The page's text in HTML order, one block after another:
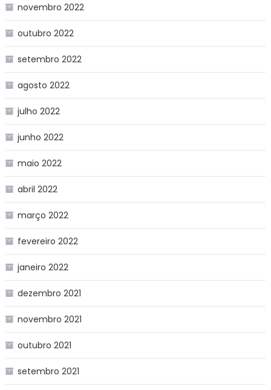
novembro 2022
outubro 2022
setembro 2022
agosto 2022
julho 2022
junho 2022
maio 2022
abril 2022
março 2022
fevereiro 2022
janeiro 2022
dezembro 2021
novembro 2021
outubro 2021
setembro 2021